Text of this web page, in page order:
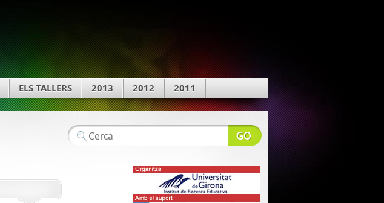
ELS TALLERS 2013 2012 2011